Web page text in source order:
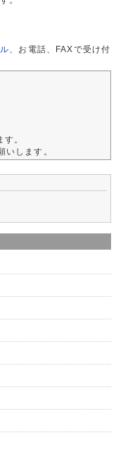
、お電話、FAXで受け付
。
します。